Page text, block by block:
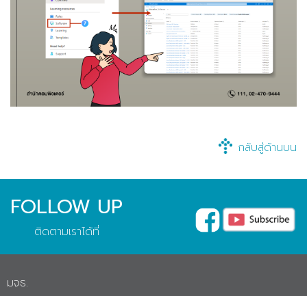
กลับสู่ด้านบน
FOLLOW UP
ติดตามเราได้ที่
มจธ.